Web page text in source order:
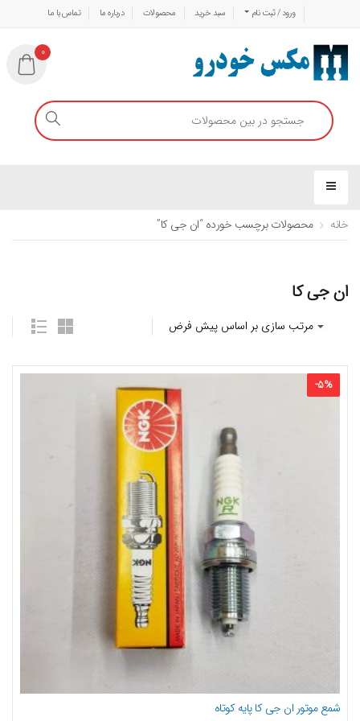
ورود / ثبت نام سبد خرید محصولات درباره ما تماس با ما
0
خانه محصولات برچسب خورده “ان جی کا”
ان جی کا
-5%
شمع موتور ان جی کا پایه کوتاه